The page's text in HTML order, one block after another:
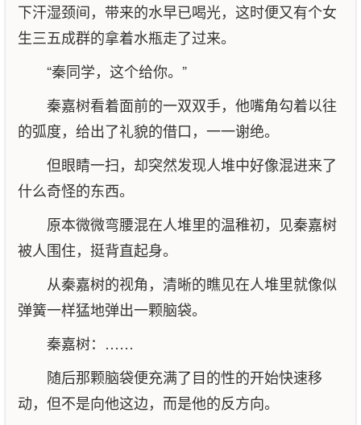
下汗湿颈间，带来的水早已喝光，这时便又有个女
生三五成群的拿着水瓶走了过来。
“秦同学，这个给你。”
秦嘉树看着面前的一双双手，他嘴角勾着以往
的弧度，给出了礼貌的借口，一一谢绝。
但眼睛一扫，却突然发现人堆中好像混进来了
什么奇怪的东西。
原本微微弯腰混在人堆里的温稚初，见秦嘉树
被人围住，挺背直起身。
从秦嘉树的视角，清晰的瞧见在人堆里就像似
弹簧一样猛地弹出一颗脑袋。
秦嘉树：……
随后那颗脑袋便充满了目的性的开始快速移
动，但不是向他这边，而是他的反方向。